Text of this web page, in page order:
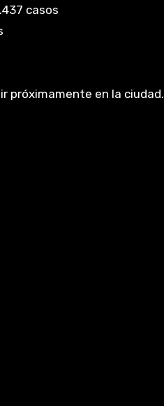
casos
próximamente en la ciudad.